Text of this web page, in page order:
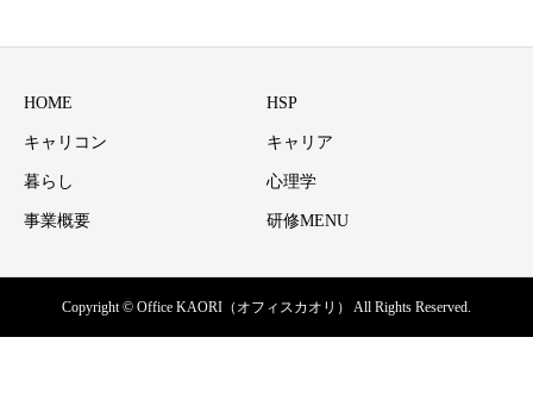
HOME HSP
キャリコン キャリア
暮らし 心理学
事業概要 研修MENU
Copyright © Office KAORI（オフィスカオリ） All Rights Reserved.